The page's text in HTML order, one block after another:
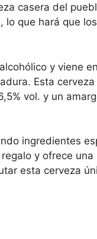
casera del
que hará que
y viene
Esta
vol. y un
ingredientes
y ofrece
esta cerveza